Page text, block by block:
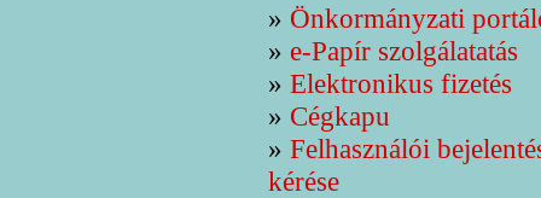
» Önkormányzati
» e-Papír szolgálatatás
» Elektronikus fizetés
» Cégkapu
» Felhasználói
kérése